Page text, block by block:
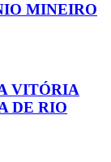
MINEIRO
VITÓRIA
DE RIO